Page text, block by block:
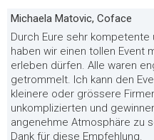
Michaela Matovic, Coface
Durch Eure sehr kompetente
haben wir einen tollen Event
erleben dürfen. Alle waren
getrommelt. Ich kann den
kleinere oder grössere
unkomplizierten und
angenehme Atmosphäre zu
Dank für diese Empfehlung.